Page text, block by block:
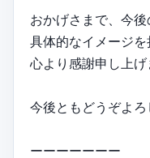
おかげさまで、今
具体的なイメージを
心より感謝申し上げ
今後ともどうぞよろ
ーーーーーーー